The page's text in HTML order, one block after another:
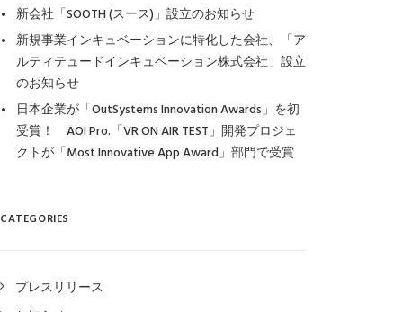
新会社「SOOTH (スース)」設立のお知らせ
新規事業インキュベーションに特化した会社、「ア
ルティテュードインキュベーション株式会社」設立
のお知らせ
日本企業が「OutSystems Innovation Awards」を初
受賞！ AOI Pro.「VR ON AIR TEST」開発プロジェ
クトが「Most Innovative App Award」部門で受賞
CATEGORIES
プレスリリース